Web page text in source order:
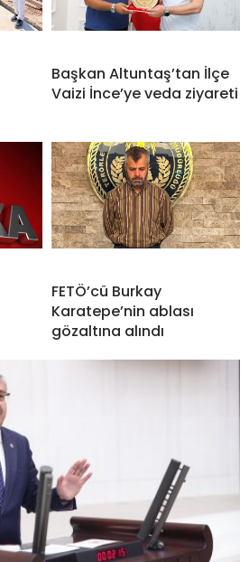
Başkan Altuntaş’tan İlçe
Vaizi İnce’ye veda ziyareti
FETÖ’cü Burkay
Karatepe’nin ablası
gözaltına alındı